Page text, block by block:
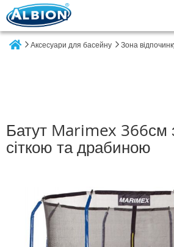
Аксесуари для басейну Зона
Батут Marimex 366см
сіткою та драбиною
галереї
зображень